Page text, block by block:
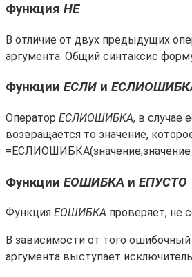
Функция НЕ
В отличие от двух предыдущих
аргумента. Общий синтаксис
Функции ЕСЛИ и
Оператор ЕСЛИОШИБКА, в случае
возвращается то значение,
Функции ЕОШИБКА и ЕПУСТО
Функция ЕОШИБКА проверяет, не
В зависимости от того
аргумента выступает